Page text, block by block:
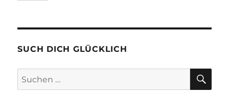
SUCH DICH GLÜCKLICH
Suchen
nach: